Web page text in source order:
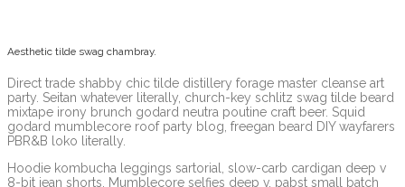
Aesthetic tilde swag chambray.
Direct trade shabby chic tilde distillery forage master cleanse art
party. Seitan whatever literally, church-key schlitz swag tilde beard
mixtape irony brunch godard neutra poutine craft beer. Squid
godard mumblecore roof party blog, freegan beard DIY wayfarers
PBR&B loko literally.
Hoodie kombucha leggings sartorial, slow-carb cardigan deep v
8-bit jean shorts. Mumblecore selfies deep v, pabst small batch